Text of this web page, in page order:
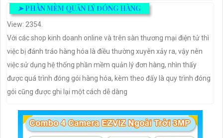
➤PHẦN MỀM QUẢN LÝ ĐÓNG HÀNG
View: 2354.
Với các shop kinh doanh online và trên sàn thương mại điện tử thì
việc bị đánh tráo hàng hóa là điều thường xuyên xảy ra, vậy nên
việc sử dụng hệ thống phần mềm quản lý đơn hàng, nhìn thấy
được quá trình đóng gói hàng hóa, kèm theo đấy là quy trình đóng
gói cũng được ghi lại một cách dễ dàng